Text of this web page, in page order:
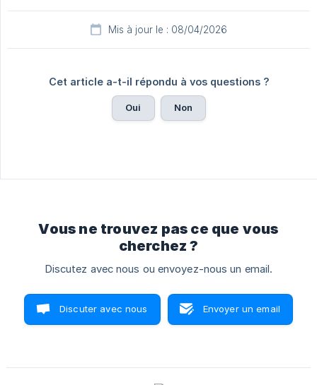
Mis à jour le : 08/04/2026
Cet article a-t-il répondu à vos questions ?
Oui Non
Vous ne trouvez pas ce que vous
cherchez ?
Discutez avec nous ou envoyez-nous un email.
Discuter avec nous Envoyer un email